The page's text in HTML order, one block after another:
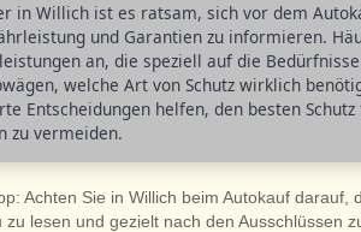
in Willich ist es ratsam, sich vor dem
und Garantien zu informieren.
an, die speziell auf die
welche Art von Schutz wirklich
Entscheidungen helfen, den besten
zu vermeiden.
Achten Sie in Willich beim Autokauf
zu lesen und gezielt nach den Ausschlüssen